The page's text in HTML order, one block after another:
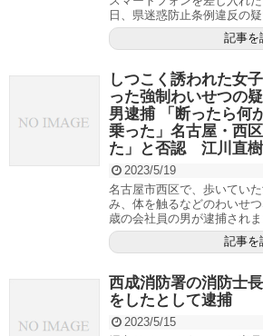
日、県迷惑防止条例違反の
記事を
しつこく誘われた女
った強制わいせつの
男逮捕 「断ったら何
乗った」名古屋・西
た」と否認 江川直
2023/5/19
名古屋市西区で、歩いてい
み、体を触るなどのわいせ
歳の会社員の男が逮捕されま
記事を
西成消防署の消防士
をしたとして逮捕
2023/5/15